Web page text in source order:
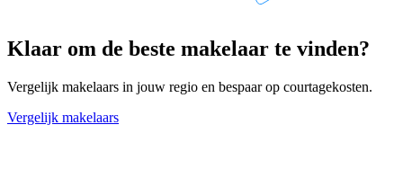
Klaar om de beste makelaar te vinden?
Vergelijk makelaars in jouw regio en bespaar op courtagekosten.
Vergelijk makelaars